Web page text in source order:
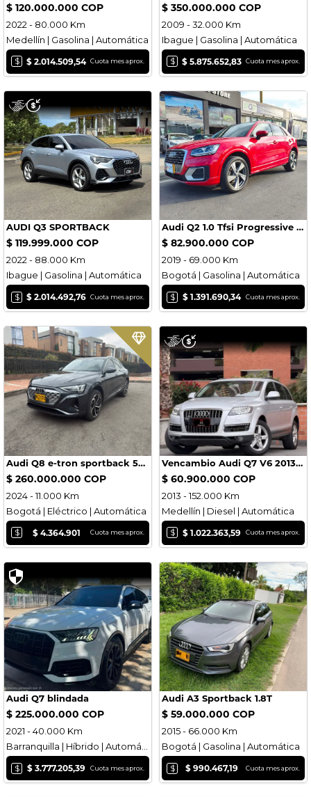
$ 120.000.000 COP
2022 - 80.000 Km
Medellín | Gasolina | Automática
$ $ 2.014.509,54 Cuota mes aprox.
$ 350.000.000 COP
2009 - 32.000 Km
Ibague | Gasolina | Automática
$ $ 5.875.652,83 Cuota mes aprox.
AUDI Q3 SPORTBACK
$ 119.999.000 COP
2022 - 88.000 Km
Ibague | Gasolina | Automática
$ $ 2.014.492,76 Cuota mes aprox.
Audi Q2 1.0 Tfsi Progressive 2019 69.000 km
$ 82.900.000 COP
2019 - 69.000 Km
Bogotá | Gasolina | Automática
$ $ 1.391.690,34 Cuota mes aprox.
Audi Q8 e-tron sportback 55 prestige
$ 260.000.000 COP
2024 - 11.000 Km
Bogotá | Eléctrico | Automática
$ $ 4.364.901 Cuota mes aprox.
Vencambio Audi Q7 V6 2013 Turbo Diesel Full
$ 60.900.000 COP
2013 - 152.000 Km
Medellín | Diesel | Automática
$ $ 1.022.363,59 Cuota mes aprox.
Audi Q7 blindada
$ 225.000.000 COP
2021 - 40.000 Km
Barranquilla | Híbrido | Automática
$ $ 3.777.205,39 Cuota mes aprox.
Audi A3 Sportback 1.8T
$ 59.000.000 COP
2015 - 66.000 Km
Bogotá | Gasolina | Automática
$ $ 990.467,19 Cuota mes aprox.